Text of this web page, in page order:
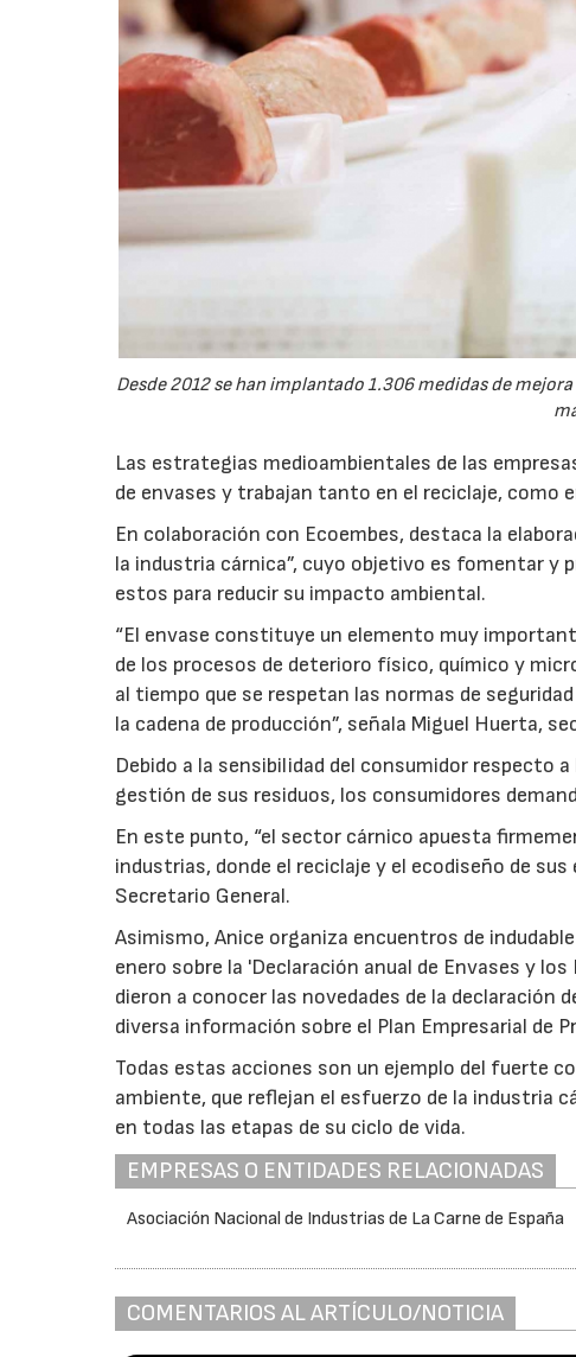
Desde 2012 se han implantado 1.306 medidas de
Las estrategias medioambientales de las
de envases y trabajan tanto en el reciclaje, como
En colaboración con Ecoembes, destaca la
la industria cárnica”, cuyo objetivo es fomentar y
estos para reducir su impacto ambiental.
“El envase constituye un elemento muy
de los procesos de deterioro físico, químico y
al tiempo que se respetan las normas de
la cadena de producción”, señala Miguel Huerta,
Debido a la sensibilidad del consumidor respecto
gestión de sus residuos, los consumidores
En este punto, “el sector cárnico apuesta
industrias, donde el reciclaje y el ecodiseño de
Secretario General.
Asimismo, Anice organiza encuentros de
enero sobre la 'Declaración anual de Envases y
dieron a conocer las novedades de la
diversa información sobre el Plan Empresarial de
Todas estas acciones son un ejemplo del fuerte
ambiente, que reflejan el esfuerzo de la industria
en todas las etapas de su ciclo de vida.
EMPRESAS O ENTIDADES RELACIONADAS
Asociación Nacional de Industrias de La Carne de España
COMENTARIOS AL ARTÍCULO/NOTICIA